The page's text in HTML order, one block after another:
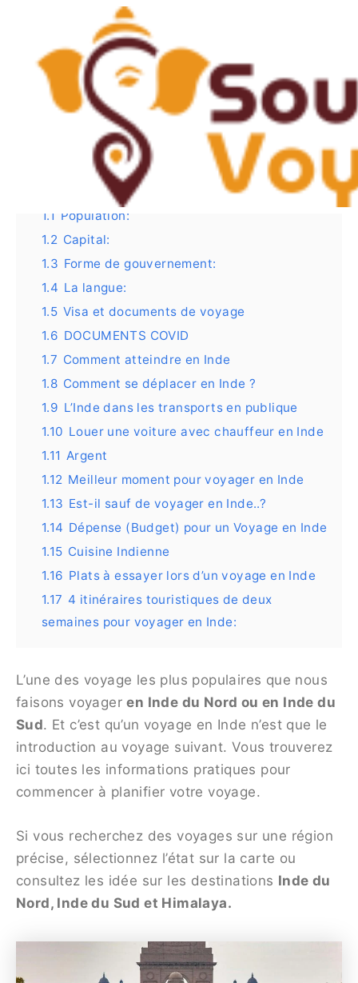
Voyage-en-Inde
Bhawna Khulbey October 13, 2022
Contents hide
Guide de voyage en IndeInformations
1.1 Population:
1.2 Capital:
1.3 Forme de gouvernement:
1.4 La langue:
1.5 Visa et documents de voyage
1.6 DOCUMENTS COVID
1.7 Comment atteindre en Inde
1.8 Comment se déplacer en Inde ?
1.9 L’Inde dans les transports en publique
1.10 Louer une voiture avec chauffeur en Inde
1.11 Argent
1.12 Meilleur moment pour voyager en Inde
1.13 Est-il sauf de voyager en Inde..?
1.14 Dépense (Budget) pour un Voyage en Inde
1.15 Cuisine Indienne
1.16 Plats à essayer lors d’un voyage en Inde
1.17 4 itinéraires touristiques de deux
semaines pour voyager en Inde:
L’une des voyage les plus populaires que nous
faisons voyageren Inde du Nord ou en Inde du
Sud. Et c’est qu’un voyage en Inde n’est que le
introduction au voyage suivant. Vous trouverez
ici toutes les informations pratiques pour
commencer à planifier votre voyage.
Si vous recherchez des voyages sur une région
précise, sélectionnez l’état sur la carte ou
consultez les idée sur les destinations Inde du
Nord, Inde du Sud et Himalaya.